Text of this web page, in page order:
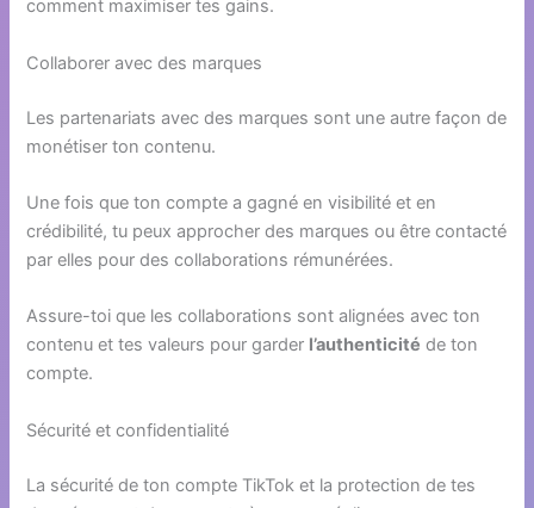
comment maximiser tes gains.
Collaborer avec des marques
Les partenariats avec des marques sont une autre façon de
monétiser ton contenu.
Une fois que ton compte a gagné en visibilité et en
crédibilité, tu peux approcher des marques ou être contacté
par elles pour des collaborations rémunérées.
Assure-toi que les collaborations sont alignées avec ton
contenu et tes valeurs pour garder l’authenticité de ton
compte.
Sécurité et confidentialité
La sécurité de ton compte TikTok et la protection de tes